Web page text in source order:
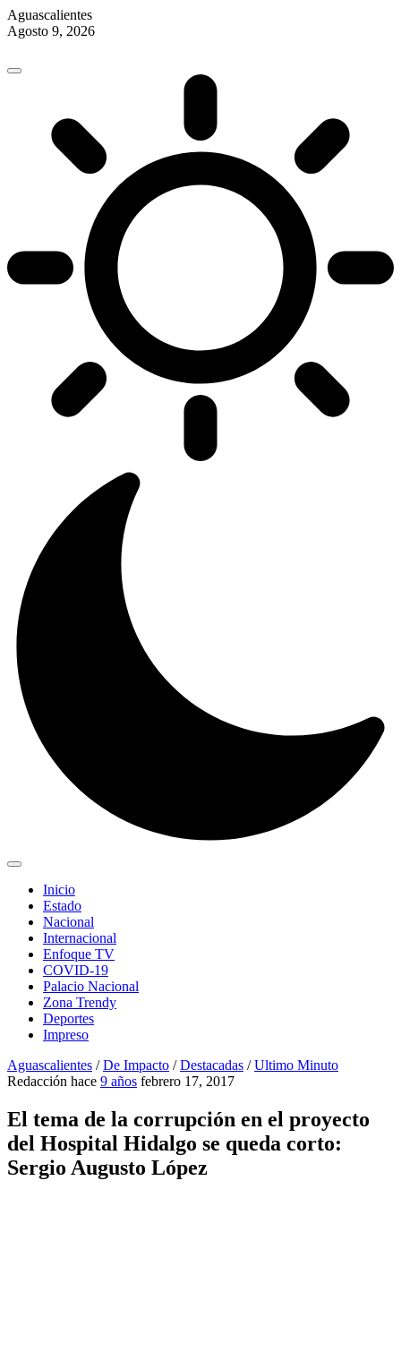
Aguascalientes
Agosto 9, 2026
content
Inicio
Estado
Nacional
Internacional
Enfoque TV
COVID-19
Palacio Nacional
Zona Trendy
Deportes
Impreso
Aguascalientes /De Impacto /Destacadas /Ultimo Minuto
Redacción hace 9 años febrero 17, 2017
El tema de la corrupción en el proyecto
del Hospital Hidalgo se queda corto:
Sergio Augusto López